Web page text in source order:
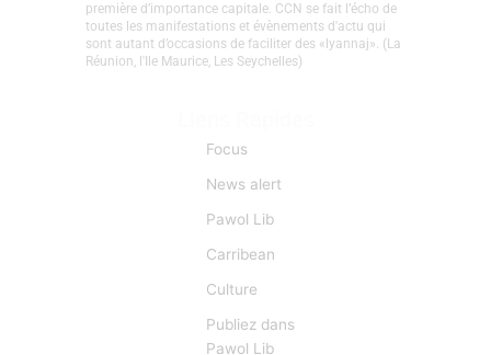
première d’importance capitale. CCN se fait l’écho de
toutes les manifestations et évènements d'actu qui
sont autant d’occasions de faciliter des «lyannaj». (La
Réunion, l'Ile Maurice, Les Seychelles)
Focus
News alert
Pawol Lib
Carribean
Culture
Publiez dans
Pawol Lib